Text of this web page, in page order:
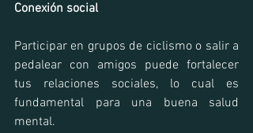
Conexión social
Participar en grupos de ciclismo o salir a
pedalear con amigos puede fortalecer
tus relaciones sociales, lo cual es
fundamental para una buena salud
mental.